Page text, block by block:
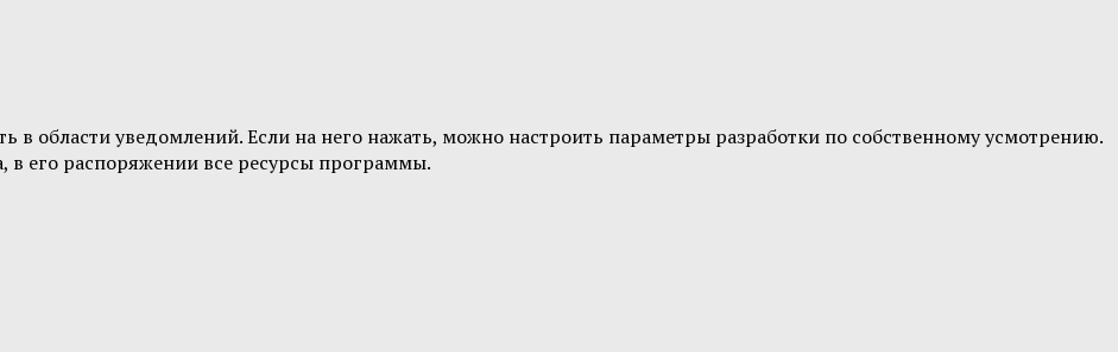
в области уведомлений. Если на него нажать, можно настроить параметры разработки по собственному усмотрению.
в его распоряжении все ресурсы программы.